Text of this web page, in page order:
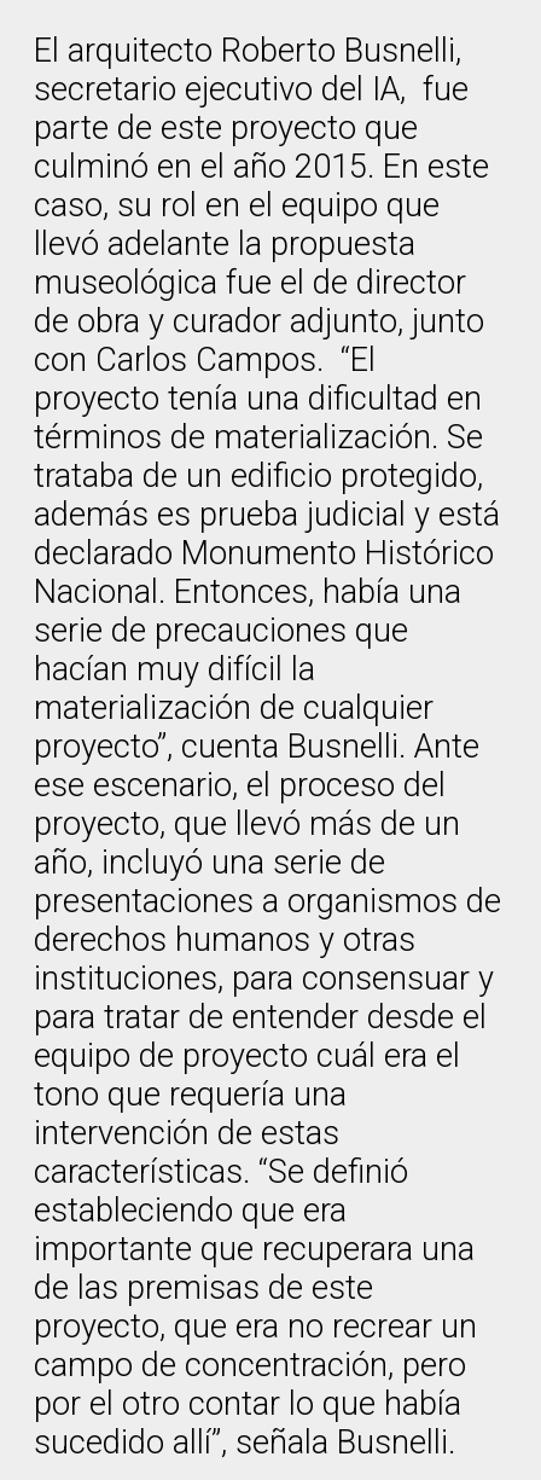
El arquitecto Roberto Busnelli,
secretario ejecutivo del IA, fue
parte de este proyecto que
culminó en el año 2015. En este
caso, su rol en el equipo que
llevó adelante la propuesta
museológica fue el de director
de obra y curador adjunto, junto
con Carlos Campos. “El
proyecto tenía una dificultad en
términos de materialización. Se
trataba de un edificio protegido,
además es prueba judicial y está
declarado Monumento Histórico
Nacional. Entonces, había una
serie de precauciones que
hacían muy difícil la
materialización de cualquier
proyecto”, cuenta Busnelli. Ante
ese escenario, el proceso del
proyecto, que llevó más de un
año, incluyó una serie de
presentaciones a organismos de
derechos humanos y otras
instituciones, para consensuar y
para tratar de entender desde el
equipo de proyecto cuál era el
tono que requería una
intervención de estas
características. “Se definió
estableciendo que era
importante que recuperara una
de las premisas de este
proyecto, que era no recrear un
campo de concentración, pero
por el otro contar lo que había
sucedido allí”, señala Busnelli.